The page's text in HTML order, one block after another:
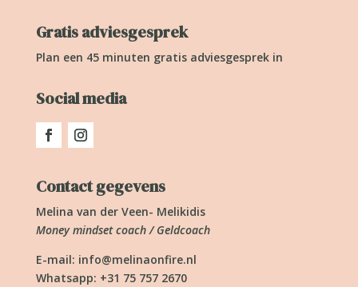
Gratis adviesgesprek
Plan een 45 minuten gratis adviesgesprek in
Social media
Contact gegevens
Melina van der Veen- Melikidis
Money mindset coach / Geldcoach
E-mail: info@melinaonfire.nl
Whatsapp: +31 75 757 2670